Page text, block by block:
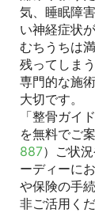
気、睡眠障
い神経症状
むちうちは
残ってしま
専門的な施
大切です。
「整骨ガイ
を無料でご
887）ご状
ーディーに
や保険の手
非ご活用くだ